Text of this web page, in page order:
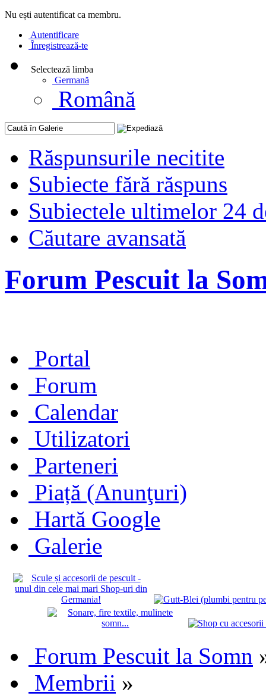
Nu ești autentificat ca membru.
Autentificare
Înregistrează-te
Selectează limba
Germană
Română
Răspunsurile necitite
Subiecte fără răspuns
Subiectele ultimelor 24
Căutare avansată
Forum Pescuit la
Portal
Forum
Calendar
Utilizatori
Parteneri
Piață (Anunţuri)
Hartă Google
Galerie
Forum Pescuit la Somn
Membrii »